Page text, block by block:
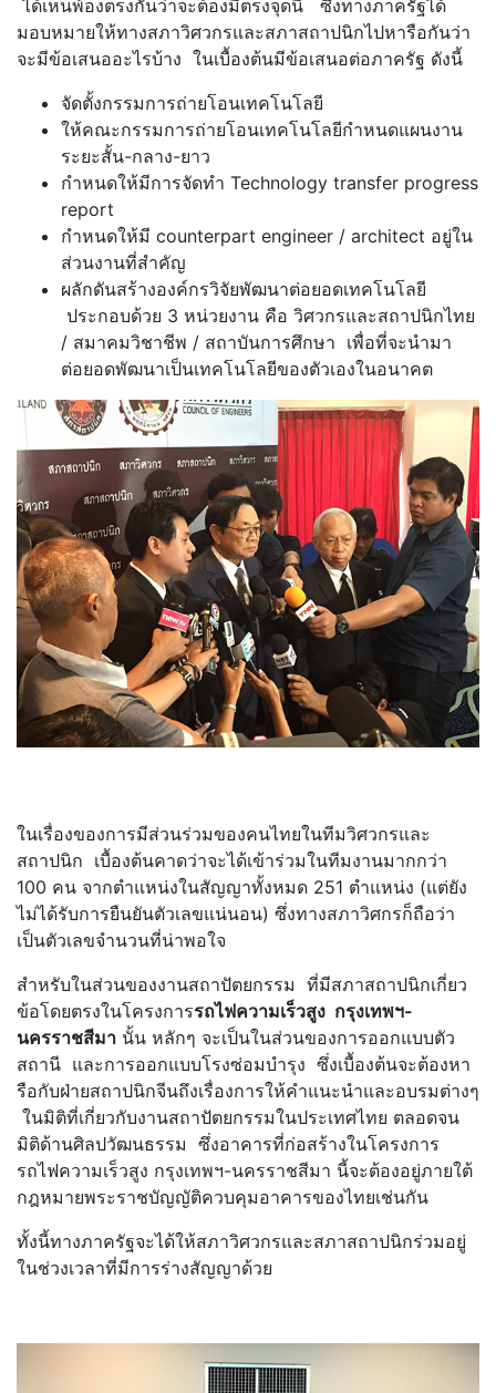
ได้เห็นพ้องตรงกันว่าจะต้องมีตรงจุดนี้ ซึ่งทางภาครัฐได้
มอบหมายให้ทางสภาวิศวกรและสภาสถาปนิกไปหารือกันว่า
จะมีข้อเสนออะไรบ้าง ในเบื้องต้นมีข้อเสนอต่อภาครัฐ ดังนี้
จัดตั้งกรรมการถ่ายโอนเทคโนโลยี
ให้คณะกรรมการถ่ายโอนเทคโนโลยีกำหนดแผนงาน
ระยะสั้น-กลาง-ยาว
กำหนดให้มีการจัดทำ Technology transfer progress
report
กำหนดให้มี counterpart engineer / architect อยู่ใน
ส่วนงานที่สำคัญ
ผลักดันสร้างองค์กรวิจัยพัฒนาต่อยอดเทคโนโลยี
ประกอบด้วย 3 หน่วยงาน คือ วิศวกรและสถาปนิกไทย
/ สมาคมวิชาชีพ / สถาบันการศึกษา เพื่อที่จะนำมา
ต่อยอดพัฒนาเป็นเทคโนโลยีของตัวเองในอนาคต
ในเรื่องของการมีส่วนร่วมของคนไทยในทีมวิศวกรและ
สถาปนิก เบื้องต้นคาดว่าจะได้เข้าร่วมในทีมงานมากกว่า
100 คน จากตำแหน่งในสัญญาทั้งหมด 251 ตำแหน่ง (แต่ยัง
ไม่ได้รับการยืนยันตัวเลขแน่นอน) ซึ่งทางสภาวิศกรก็ถือว่า
เป็นตัวเลขจำนวนที่น่าพอใจ
สำหรับในส่วนของงานสถาปัตยกรรม ที่มีสภาสถาปนิกเกี่ยว
ข้อโดยตรงในโครงการรถไฟความเร็วสูง กรุงเทพฯ-
นครราชสีมา นั้น หลักๆ จะเป็นในส่วนของการออกแบบตัว
สถานี และการออกแบบโรงซ่อมบำรุง ซึ่งเบื้องต้นจะต้องหา
รือกับฝ่ายสถาปนิกจีนถึงเรื่องการให้คำแนะนำและอบรมต่างๆ
ในมิติที่เกี่ยวกับงานสถาปัตยกรรมในประเทศไทย ตลอดจน
มิติด้านศิลปวัฒนธรรม ซึ่งอาคารที่ก่อสร้างในโครงการ
รถไฟความเร็วสูง กรุงเทพฯ-นครราชสีมา นี้จะต้องอยู่ภายใต้
กฎหมายพระราชบัญญัติควบคุมอาคารของไทยเช่นกัน
ทั้งนี้ทางภาครัฐจะได้ให้สภาวิศวกรและสภาสถาปนิกร่วมอยู่
ในช่วงเวลาที่มีการร่างสัญญาด้วย